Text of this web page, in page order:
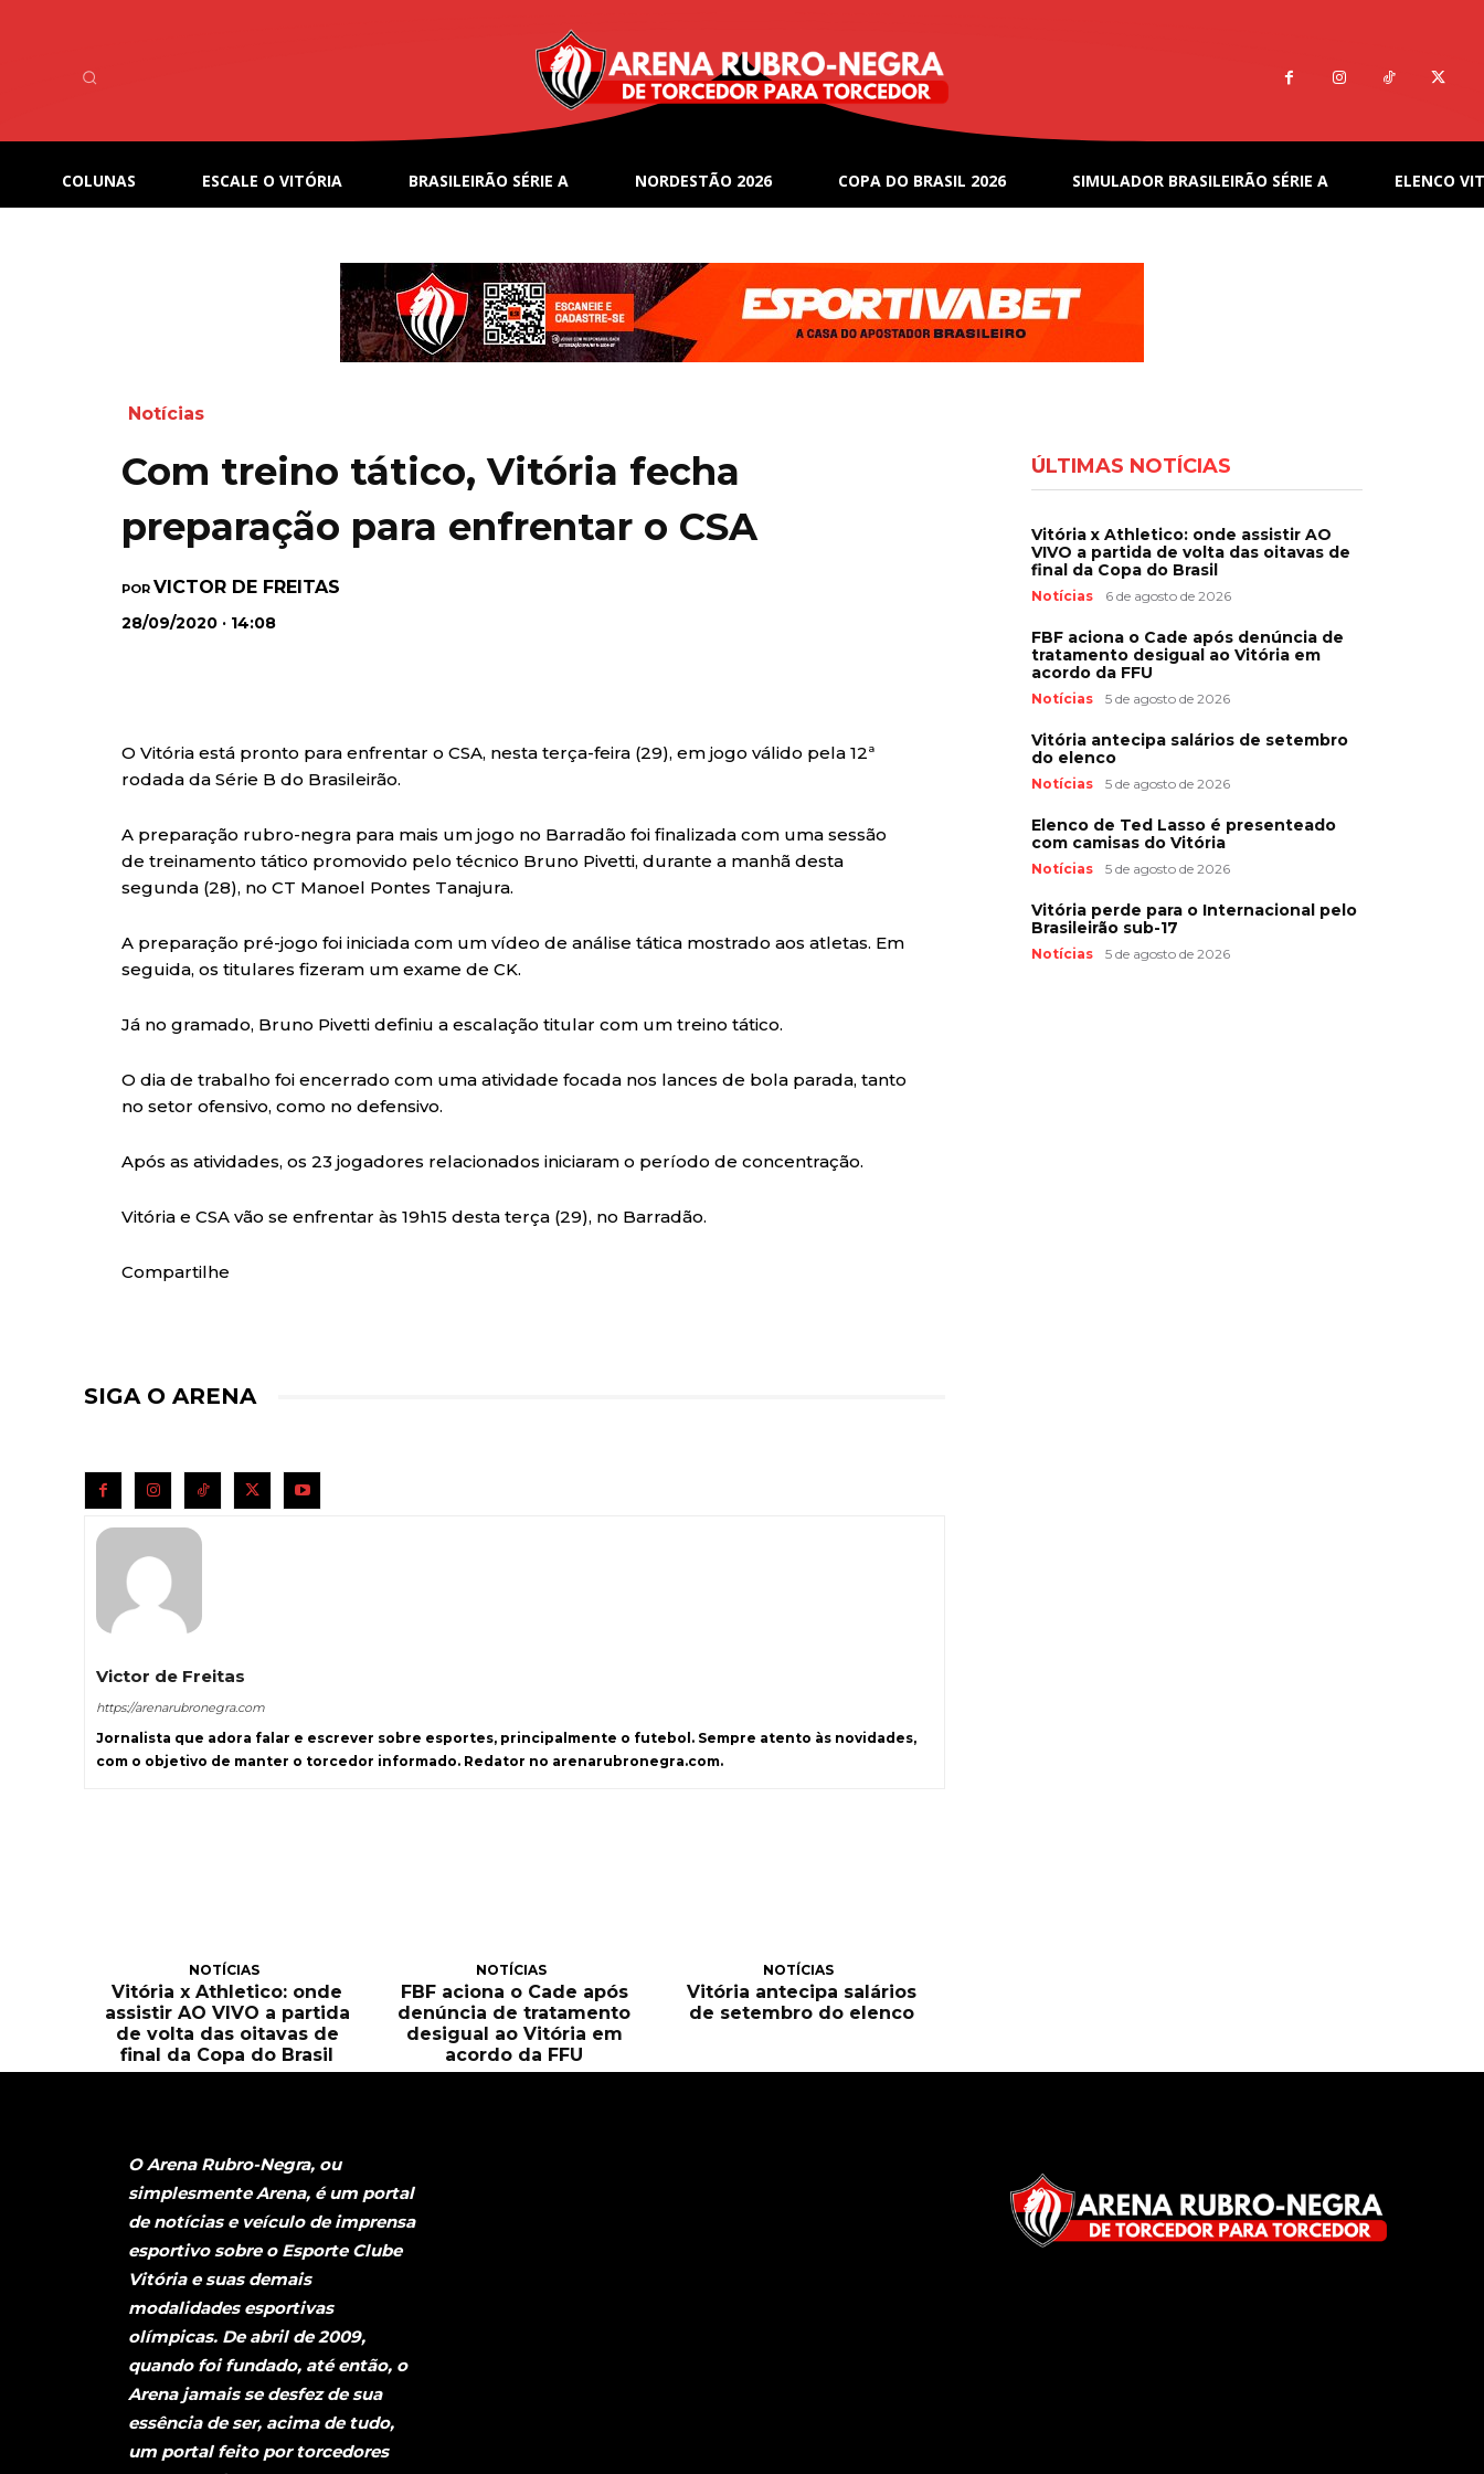
COLUNAS ESCALE O VITÓRIA BRASILEIRÃO SÉRIE A NORDESTÃO 2026 COPA DO BRASIL 2026 SIMULADOR BRASILEIRÃO SÉRIE A ELENCO
Notícias
Com treino tático, Vitória fecha
preparação para enfrentar o CSA
POR VICTOR DE FREITAS
28/09/2020 · 14:08
O Vitória está pronto para enfrentar o CSA, nesta terça-feira (29), em jogo válido pela 12ª
rodada da Série B do Brasileirão.
A preparação rubro-negra para mais um jogo no Barradão foi finalizada com uma sessão
de treinamento tático promovido pelo técnico Bruno Pivetti, durante a manhã desta
segunda (28), no CT Manoel Pontes Tanajura.
A preparação pré-jogo foi iniciada com um vídeo de análise tática mostrado aos atletas. Em
seguida, os titulares fizeram um exame de CK.
Já no gramado, Bruno Pivetti definiu a escalação titular com um treino tático.
O dia de trabalho foi encerrado com uma atividade focada nos lances de bola parada, tanto
no setor ofensivo, como no defensivo.
Após as atividades, os 23 jogadores relacionados iniciaram o período de concentração.
Vitória e CSA vão se enfrentar às 19h15 desta terça (29), no Barradão.
Compartilhe
SIGA O ARENA
Victor de Freitas
https://arenarubronegra.com
Jornalista que adora falar e escrever sobre esportes, principalmente o futebol. Sempre atento às novidades,
com o objetivo de manter o torcedor informado. Redator no arenarubronegra.com.
NOTÍCIAS
Vitória x Athletico: onde
assistir AO VIVO a partida
de volta das oitavas de
final da Copa do Brasil
NOTÍCIAS
FBF aciona o Cade após
denúncia de tratamento
desigual ao Vitória em
acordo da FFU
NOTÍCIAS
Vitória antecipa salários
de setembro do elenco
ÚLTIMAS NOTÍCIAS
Vitória x Athletico: onde assistir AO
VIVO a partida de volta das oitavas de
final da Copa do Brasil
Notícias 6 de agosto de 2026
FBF aciona o Cade após denúncia de
tratamento desigual ao Vitória em
acordo da FFU
Notícias 5 de agosto de 2026
Vitória antecipa salários de setembro
do elenco
Notícias 5 de agosto de 2026
Elenco de Ted Lasso é presenteado
com camisas do Vitória
Notícias 5 de agosto de 2026
Vitória perde para o Internacional pelo
Brasileirão sub-17
Notícias 5 de agosto de 2026
O Arena Rubro-Negra, ou
simplesmente Arena, é um portal
de notícias e veículo de imprensa
esportivo sobre o Esporte Clube
Vitória e suas demais
modalidades esportivas
olímpicas. De abril de 2009,
quando foi fundado, até então, o
Arena jamais se desfez de sua
essência de ser, acima de tudo,
um portal feito por torcedores